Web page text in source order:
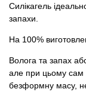
Силікагель
запахи.
На 100%
Волога та запах
але при цьому сам
безформну масу,